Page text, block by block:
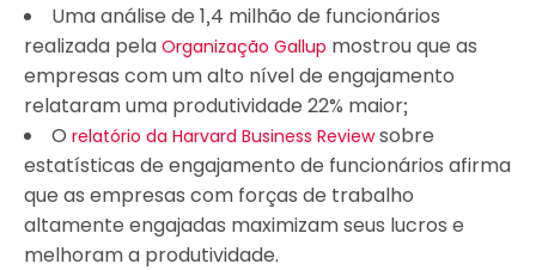
Uma análise de 1,4 milhão de funcionários
realizada pela Organização Gallup mostrou que as
empresas com um alto nível de engajamento
relataram uma produtividade 22% maior;
O relatório da Harvard Business Reviewsobre
estatísticas de engajamento de funcionários afirma
que as empresas com forças de trabalho
altamente engajadas maximizam seus lucros e
melhoram a produtividade.